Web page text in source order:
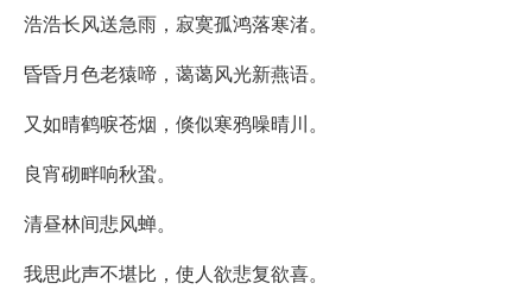
浩浩长风送急雨，寂寞孤鸿落寒渚。
昏昏月色老猿啼，蔼蔼风光新燕语。
又如晴鹤唳苍烟，倏似寒鸦噪晴川。
良宵砌畔响秋蛩。
清昼林间悲风蝉。
我思此声不堪比，使人欲悲复欲喜。